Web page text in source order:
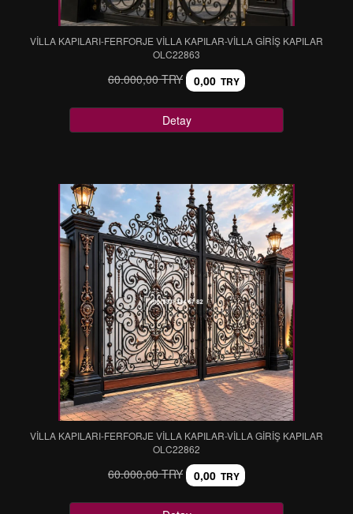
VİLLA KAPILARI-FERFORJE VİLLA KAPILAR-VİLLA GİRİŞ KAPILAR
OLC22863
60.000,00 TRY 0,00 TRY
Detay
VİLLA KAPILARI-FERFORJE VİLLA KAPILAR-VİLLA GİRİŞ KAPILAR
OLC22862
60.000,00 TRY 0,00 TRY